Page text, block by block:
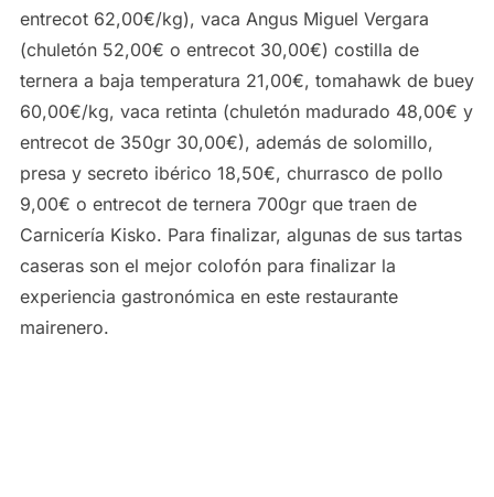
entrecot 62,00€/kg), vaca Angus Miguel Vergara
(chuletón 52,00€ o entrecot 30,00€) costilla de
ternera a baja temperatura 21,00€, tomahawk de buey
60,00€/kg, vaca retinta (chuletón madurado 48,00€ y
entrecot de 350gr 30,00€), además de solomillo,
presa y secreto ibérico 18,50€, churrasco de pollo
9,00€ o entrecot de ternera 700gr que traen de
Carnicería Kisko. Para finalizar, algunas de sus tartas
caseras son el mejor colofón para finalizar la
experiencia gastronómica en este restaurante
mairenero.